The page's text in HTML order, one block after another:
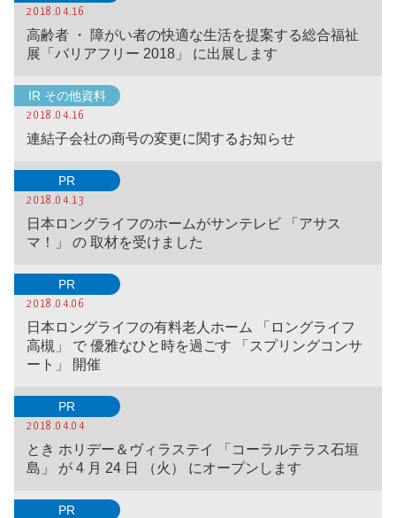
2018.04.16
高齢者 ・ 障がい者の快適な生活を提案する総合福祉
展「バリアフリー 2018」 に出展します
IR その他資料
2018.04.16
連結子会社の商号の変更に関するお知らせ
PR
2018.04.13
日本ロングライフのホームがサンテレビ 「アサス
マ！」 の 取材を受けました
PR
2018.04.06
日本ロングライフの有料老人ホーム 「ロングライフ
高槻」 で 優雅なひと時を過ごす 「スプリングコンサ
ート」 開催
PR
2018.04.04
とき ホリデー＆ヴィラステイ 「コーラルテラス石垣
島」 が 4 月 24 日 （火） にオープンします
PR